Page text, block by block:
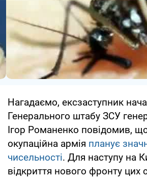
Нагадаємо, ексзаступник
Генерального штабу ЗСУ
Ігор Романенко повідомив,
окупаційна армія планує
чисельності. Для наступу на
відкриття нового фронту цих